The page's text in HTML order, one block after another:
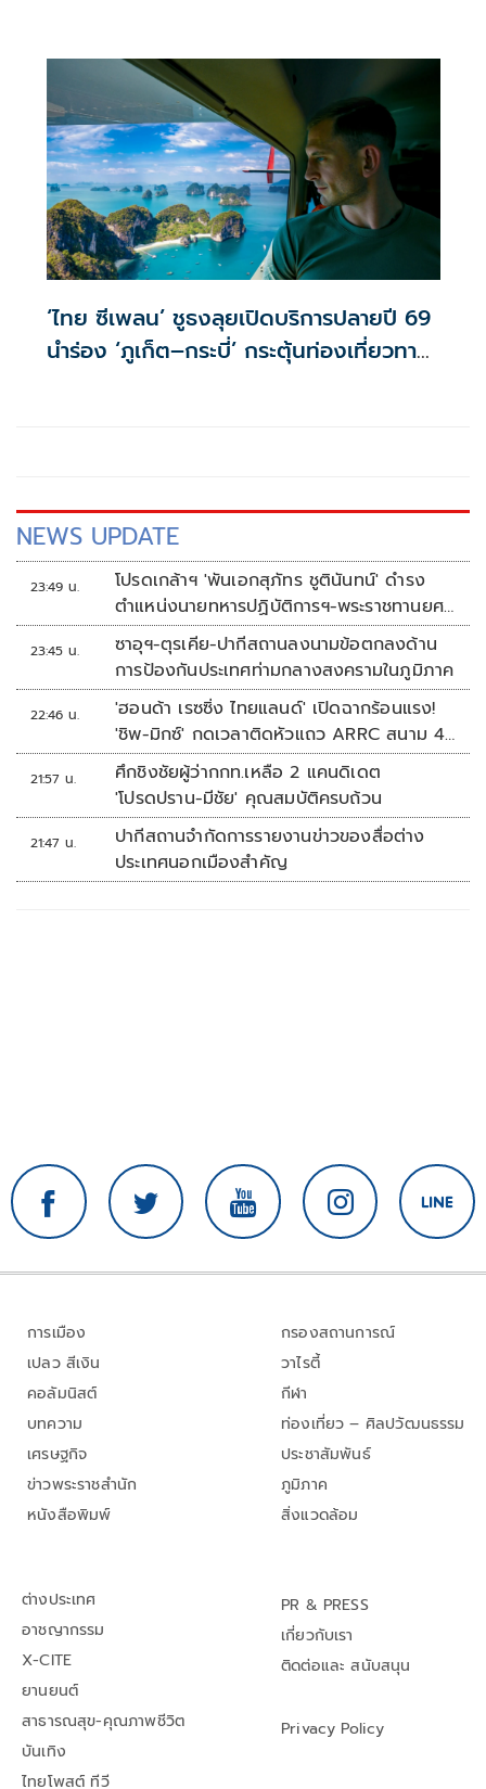
‘ไทย ซีเพลน’ ชูธงลุยเปิดบริการปลายปี 69
นำร่อง ‘ภูเก็ต–กระบี่’ กระตุ้นท่องเที่ยวทาง
NEWS UPDATE
23:49 น.
โปรดเกล้าฯ 'พันเอกสุภัทร ชูตินันทน์' ดำรง
ตำแหน่งนายทหารปฏิบัติการฯ-พระราชทานยศ
'พลตรี'
23:45 น.
ซาอุฯ-ตุรเคีย-ปากีสถานลงนามข้อตกลงด้าน
การป้องกันประเทศท่ามกลางสงครามในภูมิภาค
22:46 น.
'ฮอนด้า เรซซิ่ง ไทยแลนด์' เปิดฉากร้อนแรง!
'ชิพ-มิกซ์' กดเวลาติดหัวแถว ARRC สนาม 4
ที่มัลดาลิกา
21:57 น.
ศึกชิงชัยผู้ว่ากกท.เหลือ 2 แคนดิเดต
'โปรดปราน-มีชัย' คุณสมบัติครบถ้วน
21:47 น.
ปากีสถานจำกัดการรายงานข่าวของสื่อต่าง
ประเทศนอกเมืองสำคัญ
การเมือง
เปลว สีเงิน
คอลัมนิสต์
บทความ
เศรษฐกิจ
ข่าวพระราชสำนัก
หนังสือพิมพ์
กรองสถานการณ์
วาไรตี้
กีฬา
ท่องเที่ยว – ศิลปวัฒนธรรม
ประชาสัมพันธ์
ภูมิภาค
สิ่งแวดล้อม
ต่างประเทศ
อาชญากรรม
X-CITE
ยานยนต์
สาธารณสุข-คุณภาพชีวิต
บันเทิง
ไทยโพสต์ ทีวี
PR & PRESS
เกี่ยวกับเรา
ติดต่อและ สนับสนุน
Privacy Policy